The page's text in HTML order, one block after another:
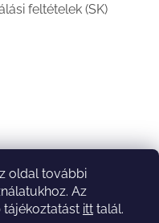
oldal további
Az
itt talál.
feltételek (SK)